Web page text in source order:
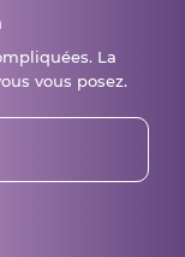
La
vous posez.